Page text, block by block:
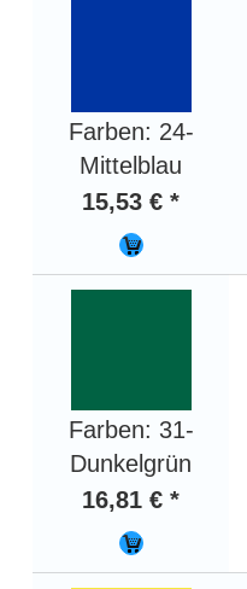
Farben: 24-
Mittelblau
15,53 € *
Farben: 31-
Dunkelgrün
16,81 € *